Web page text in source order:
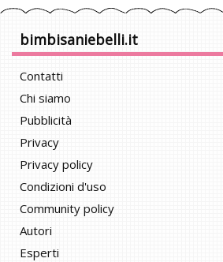
bimbisaniebelli.it
Contatti
Chi siamo
Pubblicità
Privacy
Privacy policy
Condizioni d'uso
Community policy
Autori
Esperti